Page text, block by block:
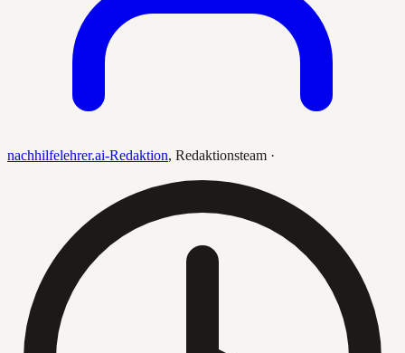
nachhilfelehrer.ai-Redaktion, Redaktionsteam ·